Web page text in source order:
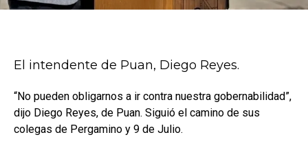
El intendente de Puan, Diego Reyes.
“No pueden obligarnos a ir contra nuestra gobernabilidad”,
dijo Diego Reyes, de Puan. Siguió el camino de sus
colegas de Pergamino y 9 de Julio.